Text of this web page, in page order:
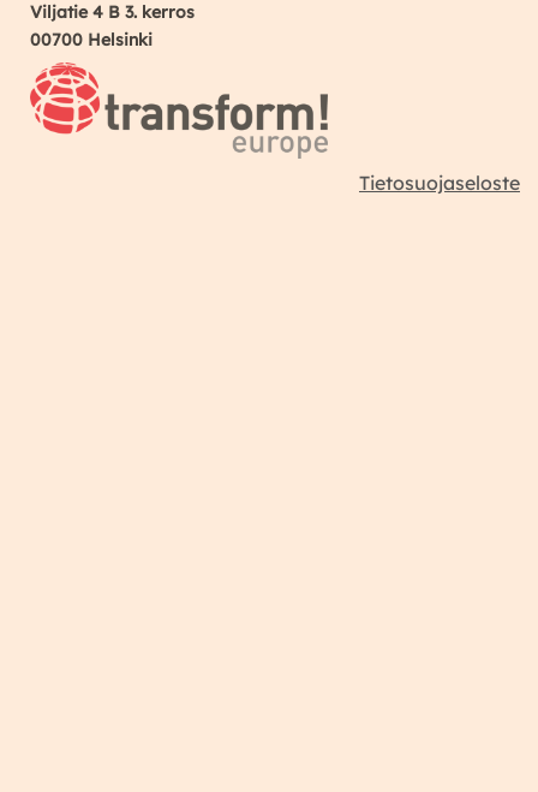
Viljatie 4 B 3. kerros
00700 Helsinki
Tietosuojaseloste